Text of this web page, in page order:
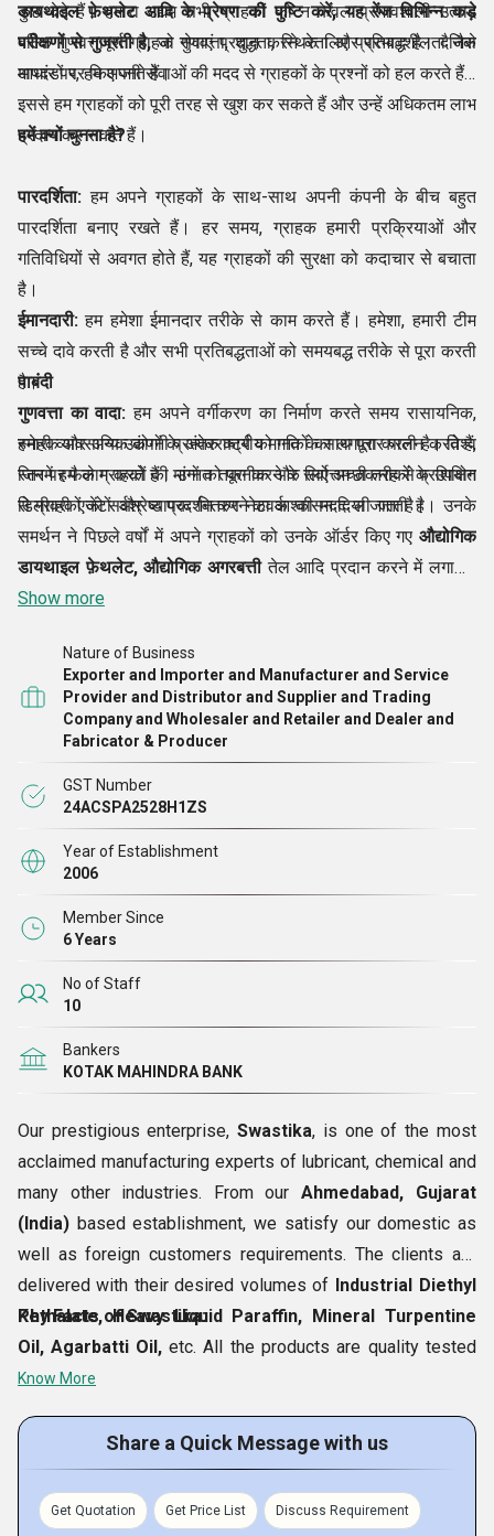
डायथाइल फ़ेथलेट आदि के प्रेषण की पुष्टि करें, यह रेंज विभिन्न कड़े
परीक्षणों से गुजरती है,जो गुणवत्ता, शुद्धता, स्थिरता और प्रभावशीलता जैसे
मापदंडों पर किए जाते हैं।
कुछ देते हैं। हमारा उद्यम सभी ग्राहकों को न केवल प्रभावशाली उत्पाद
बल्कि गुणवत्तापूर्ण ग्राहक सेवाएं प्रदान करने के लिए प्रतिबद्ध है। दैनिक
आधार पर, हम अपनी सेवाओं की मदद से ग्राहकों के प्रश्नों को हल करते हैं।
इससे हम ग्राहकों को पूरी तरह से खुश कर सकते हैं और उन्हें अधिकतम लाभ
प्रदान कर सकते हैं।
हमें क्यों चुनना है?
पारदर्शिता: हम अपने ग्राहकों के साथ-साथ अपनी कंपनी के बीच बहुत
पारदर्शिता बनाए रखते हैं। हर समय, ग्राहक हमारी प्रक्रियाओं और
गतिविधियों से अवगत होते हैं, यह ग्राहकों की सुरक्षा को कदाचार से बचाता
है।
ईमानदारी: हम हमेशा ईमानदार तरीके से काम करते हैं। हमेशा, हमारी टीम
सच्चे दावे करती है और सभी प्रतिबद्धताओं को समयबद्ध तरीके से पूरा करती
है।
गुणवत्ता का वादा: हम अपने वर्गीकरण का निर्माण करते समय रासायनिक,
स्नेहक और अन्य उद्योगों के अंतरराष्ट्रीय मानकों का लगातार पालन करते हैं,
जिनमें हम काम करते हैं। उन्नत तकनीक और सर्वोत्तम तकनीकों के उपयोग
से ग्राहकों को सर्वश्रेष्ठ प्रदर्शन करने का आश्वासन दिया जाता है।
पाबंदी
हमारी व्यावसायिक कंपनी प्रत्येक कार्य को गति के साथ पूरा करती है। विश्व
स्तर पर फैले ग्राहकों की मांगों को पूरा करने के लिए अच्छी तरह से प्रशिक्षित
डिलीवरी एजेंटों और व्यापक वितरण नेटवर्क की मदद ली जाती है। उनके
समर्थन ने पिछले वर्षों में अपने ग्राहकों को उनके ऑर्डर किए गए औद्योगिक
डायथाइल फ़ेथलेट, औद्योगिक अगरबत्तीतेल आदि प्रदान करने में लगातार
हमारी मदद की है। हम अपनी लॉजिस्टिक टीम को मजबूत करके और अपने
को जारी रखने की योजना बना रहे हैं। हमारे ग्राहकों के स्थानों और
आवश्यकताओं पर शोध करने के बाद सभी कदम उठाए जाएंगे।
Show more
Nature of Business
Exporter and Importer and Manufacturer and Service
Provider and Distributor and Supplier and Trading
Company and Wholesaler and Retailer and Dealer and
Fabricator & Producer
GST Number
24ACSPA2528H1ZS
Year of Establishment
2006
Member Since
6 Years
No of Staff
10
Bankers
KOTAK MAHINDRA BANK
Our prestigious enterprise, Swastika, is one of the most
acclaimed manufacturing experts of lubricant, chemical and
many other industries. From our Ahmedabad, Gujarat
(India) based establishment, we satisfy our domestic as
well as foreign customers requirements. The clients are
delivered with their desired volumes of Industrial Diethyl
Phthalate, Heavy Liquid Paraffin, Mineral Turpentine
Oil, Agarbatti Oil, etc. All the products are quality tested
prior to dispatch from our top notch infrastructure facility.
compromise on the quality of our assortment, we plan to
work in similar quality centric manner even in future years.
Key Facts of Swastika:
Know More
Share a Quick Message with us
Get Quotation Get Price List Discuss Requirement